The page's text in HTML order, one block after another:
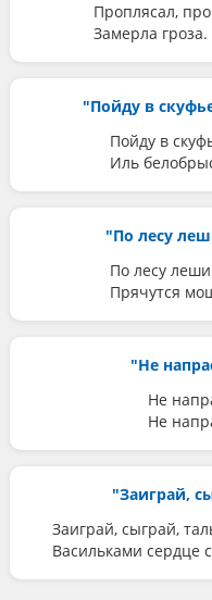
Проплясал,
Замерла гроза.
"Пойду в
Пойду в
Иль
"По лесу
По лесу
Прячутся
"Не
Не
Не
"Заиграй,
Заиграй, сыграй,
Васильками сердце